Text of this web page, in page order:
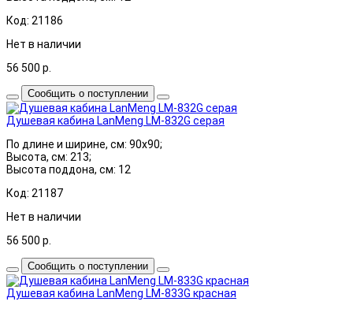
Код: 21186
Нет в наличии
56 500 р.
Сообщить о поступлении
Душевая кабина LanMeng LM-832G серая
По длине и ширине, см: 90x90;
Высота, см: 213;
Высота поддона, см: 12
Код: 21187
Нет в наличии
56 500 р.
Сообщить о поступлении
Душевая кабина LanMeng LM-833G красная